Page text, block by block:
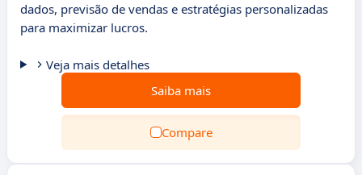
dados, previsão de vendas e estratégias personalizadas
para maximizar lucros.
Veja mais detalhes
Saiba mais
Compare